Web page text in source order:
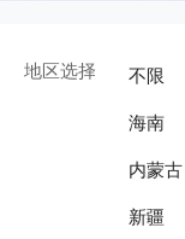
地区选择 不限
海南
内蒙古
新疆